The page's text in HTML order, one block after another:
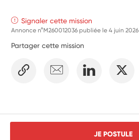
Signaler cette mission
Annonce n°M260012036 publiée le4 juin 2026
Partager cette mission
JE POSTULE